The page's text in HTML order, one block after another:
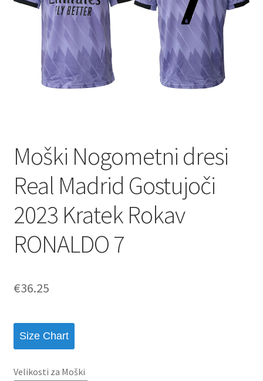
Trgovina
Zaključek nakupa
Moški Nogometni dresi
Real Madrid Gostujoči
2023 Kratek Rokav
RONALDO 7
€36.25
Size Chart
Velikosti za Moški